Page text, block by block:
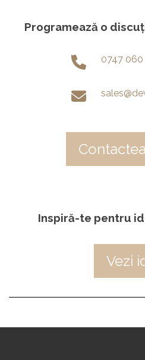
Programează o
0747
Inspiră-te pentru
Vezi